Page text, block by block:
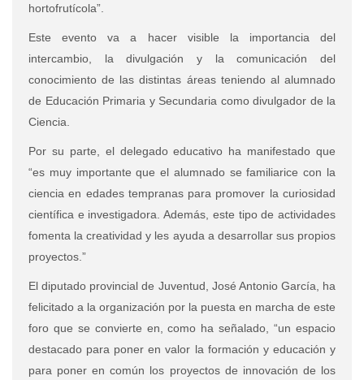
hortofrutícola”.
Este evento va a hacer visible la importancia del
intercambio, la divulgación y la comunicación del
conocimiento de las distintas áreas teniendo al alumnado
de Educación Primaria y Secundaria como divulgador de la
Ciencia.
Por su parte, el delegado educativo ha manifestado que
“es muy importante que el alumnado se familiarice con la
ciencia en edades tempranas para promover la curiosidad
científica e investigadora. Además, este tipo de actividades
fomenta la creatividad y les ayuda a desarrollar sus propios
proyectos.”
El diputado provincial de Juventud, José Antonio García, ha
felicitado a la organización por la puesta en marcha de este
foro que se convierte en, como ha señalado, “un espacio
destacado para poner en valor la formación y educación y
para poner en común los proyectos de innovación de los